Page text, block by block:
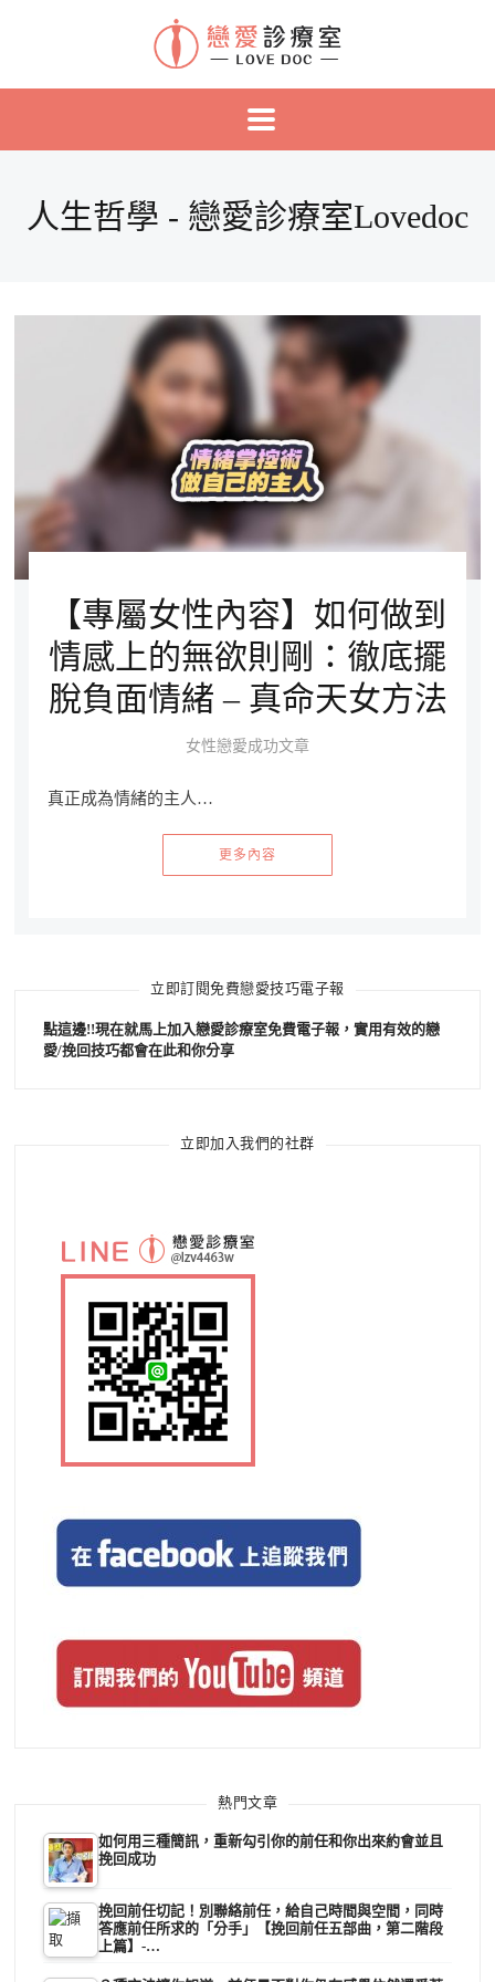
人生哲學 - 戀愛診療室Lovedoc
【專屬女性內容】如何做到
情感上的無欲則剛：徹底擺
脫負面情緒 – 真命天女方法
女性戀愛成功文章
真正成為情緒的主人…
更多內容
立即訂閱免費戀愛技巧電子報
點這邊!!現在就馬上加入戀愛診療室免費電子報，實用有效的戀
愛/挽回技巧都會在此和你分享
立即加入我們的社群
熱門文章
如何用三種簡訊，重新勾引你的前任和你出來約會並且
挽回成功
挽回前任切記！別聯絡前任，給自己時間與空間，同時
答應前任所求的「分手」【挽回前任五部曲，第二階段
上篇】-…